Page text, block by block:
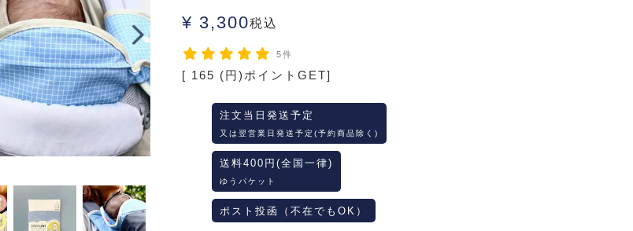
¥ 3,300税込
5件
[ 165 (円)ポイントGET]
注文当日発送予定
又は翌営業日発送予定(予約商品除く)
送料400円(全国一律)
ゆうパケット
ポスト投函（不在でもOK）